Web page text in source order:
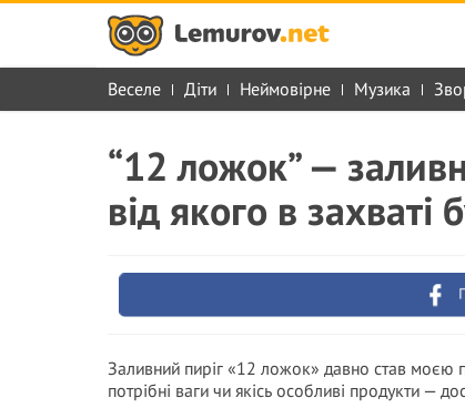
Веселе Діти Неймовірне Музика
“12 ложок” —
від якого в захваті
Заливний пиріг «12 ложок» давно став
потрібні ваги чи якісь особливі продукти —